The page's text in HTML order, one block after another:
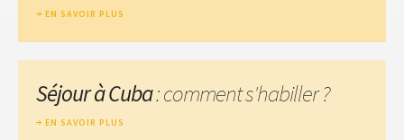
EN SAVOIR PLUS
Séjour à Cuba: comment s'habiller ?
EN SAVOIR PLUS